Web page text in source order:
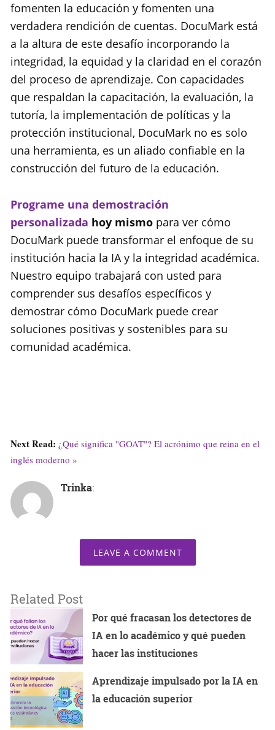
fomenten la educación y fomenten una
verdadera rendición de cuentas. DocuMark está
a la altura de este desafío incorporando la
integridad, la equidad y la claridad en el corazón
del proceso de aprendizaje. Con capacidades
que respaldan la capacitación, la evaluación, la
tutoría, la implementación de políticas y la
protección institucional, DocuMark no es solo
una herramienta, es un aliado confiable en la
construcción del futuro de la educación.
Programe una demostración
personalizada hoy mismo para ver cómo
DocuMark puede transformar el enfoque de su
institución hacia la IA y la integridad académica.
Nuestro equipo trabajará con usted para
comprender sus desafíos específicos y
demostrar cómo DocuMark puede crear
soluciones positivas y sostenibles para su
comunidad académica.
Next Read: ¿Qué significa "GOAT"? El acrónimo que reina en el
inglés moderno »
Trinka:
LEAVE A COMMENT
Related Post
Por qué fracasan los detectores de
IA en lo académico y qué pueden
hacer las instituciones
Aprendizaje impulsado por la IA en
la educación superior